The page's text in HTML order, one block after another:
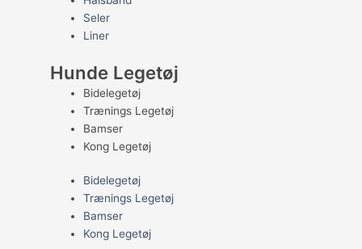
Seler
Liner
Hunde Legetøj
Bidelegetøj
Trænings Legetøj
Bamser
Kong Legetøj
Bidelegetøj
Trænings Legetøj
Bamser
Kong Legetøj